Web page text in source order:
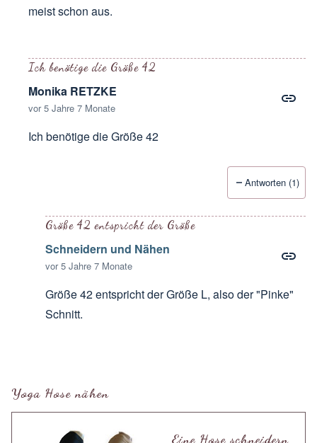
meist schon aus.
Ich benötige die Größe 42
Monika RETZKE
vor 5 Jahre 7 Monate
Ich benötige die Größe 42
Amely
Antworten (1)
Größe 42 entspricht der Größe
Schneidern und Nähen
vor 5 Jahre 7 Monate
Größe 42 entspricht der Größe L, also der "Pinke"
Schnitt.
Yoga Hose nähen
Eine Hose schneidern